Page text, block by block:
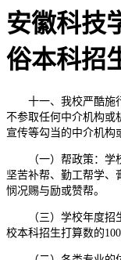
安徽科技
俗本科招
十一、我校严酷施行
不参取任何中介机构或
宣传等勾当的中介机构
（一）帮政策：学校
坚苦补帮、勤工帮学、
悯况赐与励或赞帮。
（三）学校年度招生
校本科招生打算数的